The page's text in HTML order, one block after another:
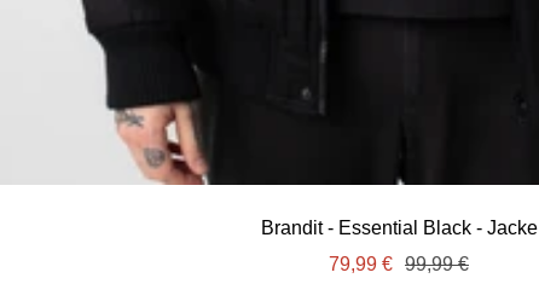
Brandit - Essential Black - Jacke
Angebotspreis
79,99 € Regulärer
99,99 €